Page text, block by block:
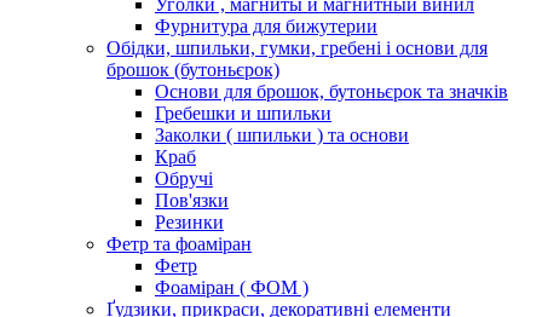
Уголки , магниты и магнитный винил
Фурнитура для бижутерии
Обідки, шпильки, гумки, гребені і основи для
брошок (бутоньєрок)
Основи для брошок, бутоньєрок та значків
Гребешки и шпильки
Заколки ( шпильки ) та основи
Краб
Обручі
Пов'язки
Резинки
Фетр та фоаміран
Фетр
Фоаміран ( ФОМ )
Ґудзики, прикраси, декоративні елементи